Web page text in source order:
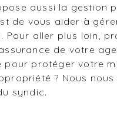
aussi la gestion
de vous aider à
Pour aller plus loin,
de votre
pour protéger votre
? Nous
syndic.